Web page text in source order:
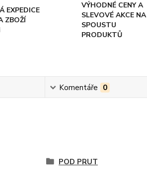
EXPEDICE
ZBOŽÍ
VÝHODNÉ CENY A
SLEVOVÉ AKCE NA
SPOUSTU
PRODUKTŮ
Komentáře 0
POD PRUT